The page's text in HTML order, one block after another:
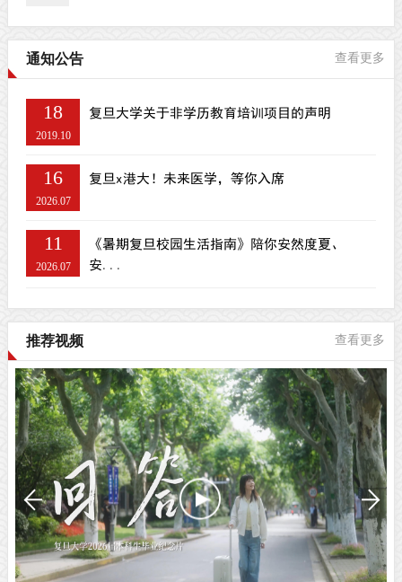
通知公告 查看更多
18
2019.10
复旦大学关于非学历教育培训项目的声明
16
2026.07
复旦x港大！未来医学，等你入席
11
2026.07
《暑期复旦校园生活指南》陪你安然度夏、
安...
推荐视频 查看更多